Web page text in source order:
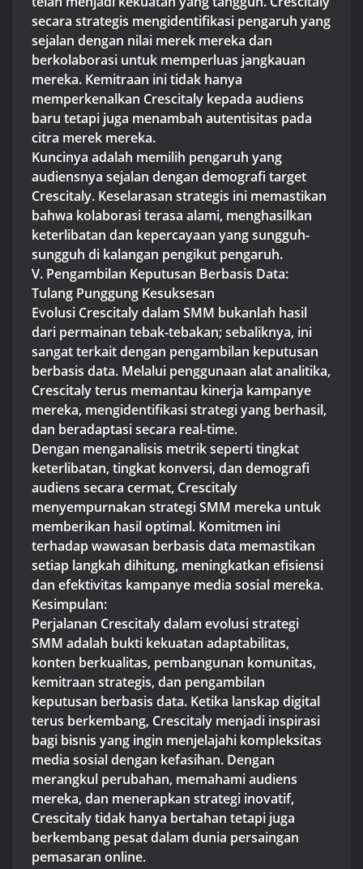
secara strategis mengidentifikasi pengaruh yang
sejalan dengan nilai merek mereka dan
berkolaborasi untuk memperluas jangkauan
mereka. Kemitraan ini tidak hanya
memperkenalkan Crescitaly kepada audiens
baru tetapi juga menambah autentisitas pada
citra merek mereka.
Kuncinya adalah memilih pengaruh yang
audiensnya sejalan dengan demografi target
Crescitaly. Keselarasan strategis ini memastikan
bahwa kolaborasi terasa alami, menghasilkan
keterlibatan dan kepercayaan yang sungguh-
sungguh di kalangan pengikut pengaruh.
V. Pengambilan Keputusan Berbasis Data:
Tulang Punggung Kesuksesan
Evolusi Crescitaly dalam SMM bukanlah hasil
dari permainan tebak-tebakan; sebaliknya, ini
sangat terkait dengan pengambilan keputusan
berbasis data. Melalui penggunaan alat analitika,
Crescitaly terus memantau kinerja kampanye
mereka, mengidentifikasi strategi yang berhasil,
dan beradaptasi secara real-time.
Dengan menganalisis metrik seperti tingkat
keterlibatan, tingkat konversi, dan demografi
audiens secara cermat, Crescitaly
menyempurnakan strategi SMM mereka untuk
memberikan hasil optimal. Komitmen ini
terhadap wawasan berbasis data memastikan
setiap langkah dihitung, meningkatkan efisiensi
dan efektivitas kampanye media sosial mereka.
Kesimpulan:
Perjalanan Crescitaly dalam evolusi strategi
SMM adalah bukti kekuatan adaptabilitas,
konten berkualitas, pembangunan komunitas,
kemitraan strategis, dan pengambilan
keputusan berbasis data. Ketika lanskap digital
terus berkembang, Crescitaly menjadi inspirasi
bagi bisnis yang ingin menjelajahi kompleksitas
media sosial dengan kefasihan. Dengan
merangkul perubahan, memahami audiens
mereka, dan menerapkan strategi inovatif,
Crescitaly tidak hanya bertahan tetapi juga
berkembang pesat dalam dunia persaingan
pemasaran online.